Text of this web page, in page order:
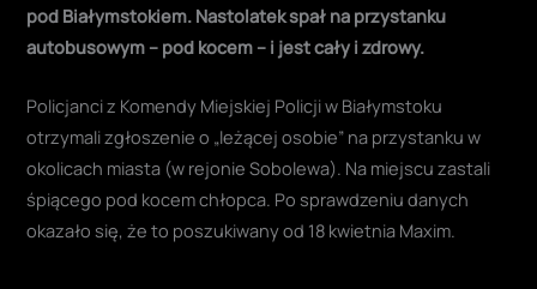
pod Białymstokiem. Nastolatek spał na przystanku
autobusowym – pod kocem – i jest cały i zdrowy.
Policjanci z Komendy Miejskiej Policji w Białymstoku
otrzymali zgłoszenie o „leżącej osobie” na przystanku w
okolicach miasta (w rejonie Sobolewa). Na miejscu zastali
śpiącego pod kocem chłopca. Po sprawdzeniu danych
okazało się, że to poszukiwany od 18 kwietnia Maxim.